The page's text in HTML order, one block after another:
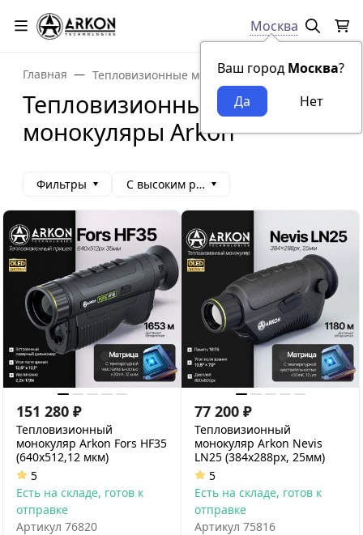
Москва
Ваш город Москва?
Главная Тепловизионные монокуляры
Тепловизионные
монокуляры Arkon
Фильтры С высоким рейтингом
151 280 ₽
Тепловизионный
монокуляр Arkon Fors HF35
(640х512,12 мкм)
5
Есть на складе, готов к
отправке
Артикул 76820
77 200 ₽
Тепловизионный
монокуляр Arkon Nevis
LN25 (384х288px, 25мм)
5
Есть на складе, готов к
отправке
Артикул 75816